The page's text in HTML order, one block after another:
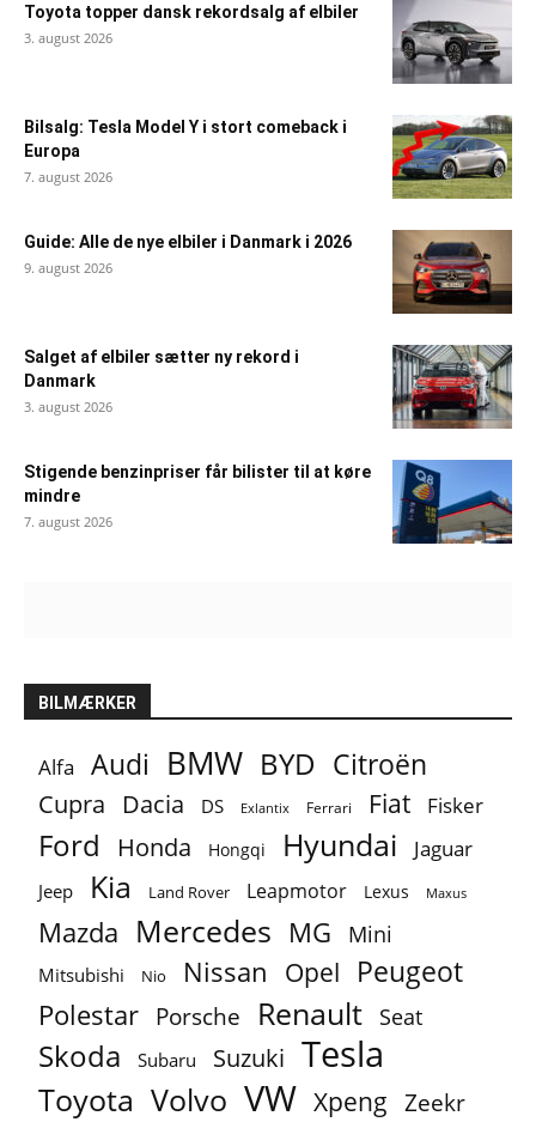
Toyota topper dansk rekordsalg af elbiler
3. august 2026
Bilsalg: Tesla Model Y i stort comeback i
Europa
7. august 2026
Guide: Alle de nye elbiler i Danmark i 2026
9. august 2026
Salget af elbiler sætter ny rekord i
Danmark
3. august 2026
Stigende benzinpriser får bilister til at køre
mindre
7. august 2026
BILMÆRKER
Alfa Audi BMW BYD Citroën
Cupra Dacia DS Exlantix Ferrari Fiat Fisker
Ford Honda Hongqi Hyundai Jaguar
Jeep Kia Land Rover Leapmotor Lexus Maxus
Mazda Mercedes MG Mini
Mitsubishi Nio Nissan Opel Peugeot
Polestar Porsche Renault Seat
Skoda Subaru Suzuki Tesla
Toyota Volvo VW Xpeng Zeekr